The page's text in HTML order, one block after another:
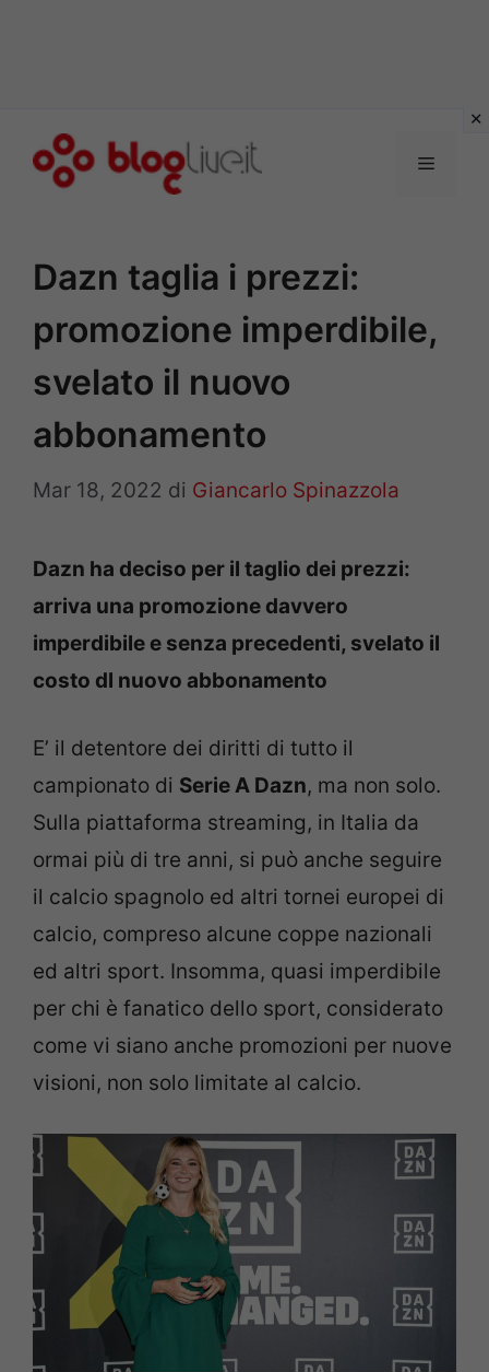
Menu
Dazn taglia i prezzi:
promozione imperdibile,
svelato il nuovo
abbonamento
Mar 18, 2022 di Giancarlo Spinazzola
Dazn ha deciso per il taglio dei prezzi:
arriva una promozione davvero
imperdibile e senza precedenti, svelato il
costo dl nuovo abbonamento
E’ il detentore dei diritti di tutto il
campionato di Serie A Dazn, ma non solo.
Sulla piattaforma streaming, in Italia da
ormai più di tre anni, si può anche seguire
il calcio spagnolo ed altri tornei europei di
calcio, compreso alcune coppe nazionali
ed altri sport. Insomma, quasi imperdibile
per chi è fanatico dello sport, considerato
come vi siano anche promozioni per nuove
visioni, non solo limitate al calcio.